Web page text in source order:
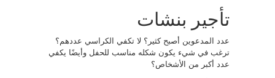
تأجير بنشات
عدد المدعوين أصبح كثير؟ لا تكفي الكراسي عددهم؟
ترغب في شيء يكون شكله مناسب للحفل وأيضًا يكفي
عدد أكبر من الأشخاص؟